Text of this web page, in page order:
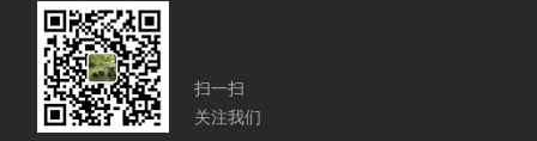
扫一扫
关注我们